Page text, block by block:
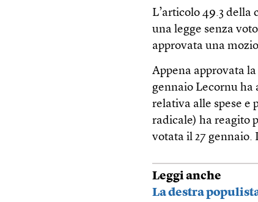
L’articolo 49.3 della
una legge senza
approvata una
Appena approvata
gennaio Lecornu ha
relativa alle spese e
radicale) ha reagito
votata il 27 gennaio.
Leggi anche
La destra